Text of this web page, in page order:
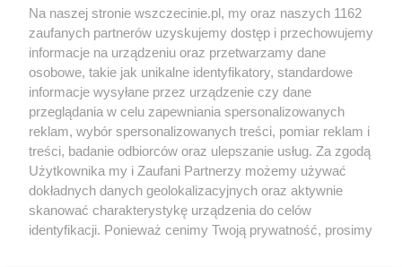
targi
Wernisaże
Więcej
Redakcja
Specjalny koncert z okazji
20. urodzin portalu
wSzczecinie.pl
Regulamin konkursów
śniadaniówka "Hej
Szczecin! Jest piątek!"
Partnerzy
Na naszej stronie wszczecinie.pl, my oraz naszych 1162
zaufanych partnerów uzyskujemy dostęp i przechowujemy
informacje na urządzeniu oraz przetwarzamy dane
osobowe, takie jak unikalne identyfikatory, standardowe
informacje wysyłane przez urządzenie czy dane
przeglądania w celu zapewniania spersonalizowanych
reklam, wybór spersonalizowanych treści, pomiar reklam i
treści, badanie odbiorców oraz ulepszanie usług. Za zgodą
Użytkownika my i Zaufani Partnerzy możemy używać
dokładnych danych geolokalizacyjnych oraz aktywnie
skanować charakterystykę urządzenia do celów
identyfikacji. Ponieważ cenimy Twoją prywatność, prosimy